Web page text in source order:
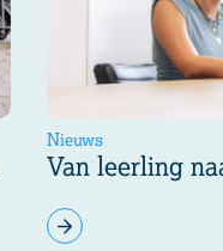
Nieuws
Van leerling